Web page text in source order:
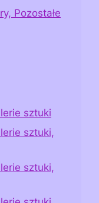
Pozostałe
sztuki
sztuki,
sztuki,